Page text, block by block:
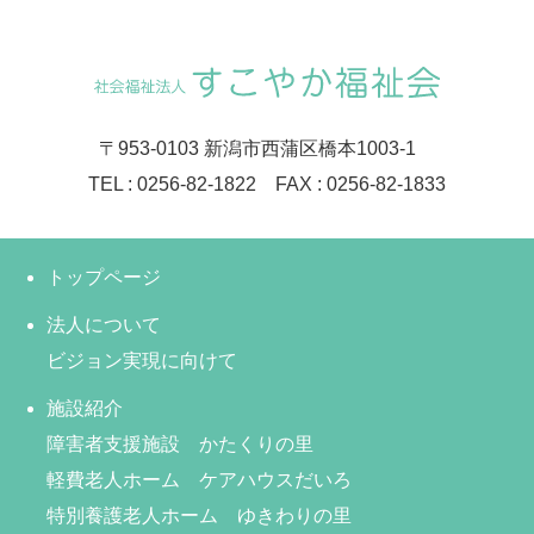
〒953-0103 新潟市西蒲区橋本1003-1
TEL : 0256-82-1822 FAX : 0256-82-1833
トップページ
法人について
ビジョン実現に向けて
施設紹介
障害者支援施設 かたくりの里
軽費老人ホーム ケアハウスだいろ
特別養護老人ホーム ゆきわりの里